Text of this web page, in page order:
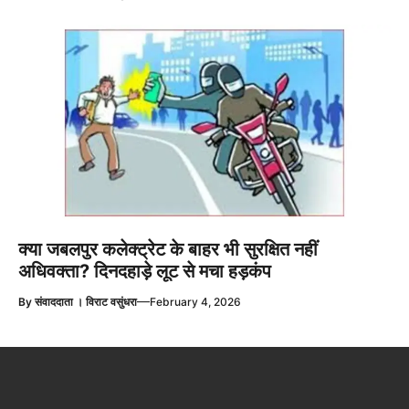
क्या जबलपुर कलेक्ट्रेट के बाहर भी सुरक्षित नहीं
अधिवक्ता? दिनदहाड़े लूट से मचा हड़कंप
Byसंवाददाता । विराट वसुंधरा—February 4, 2026